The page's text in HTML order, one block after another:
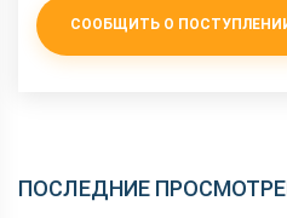
СООБЩИТЬ О
ПОСЛЕДНИЕ